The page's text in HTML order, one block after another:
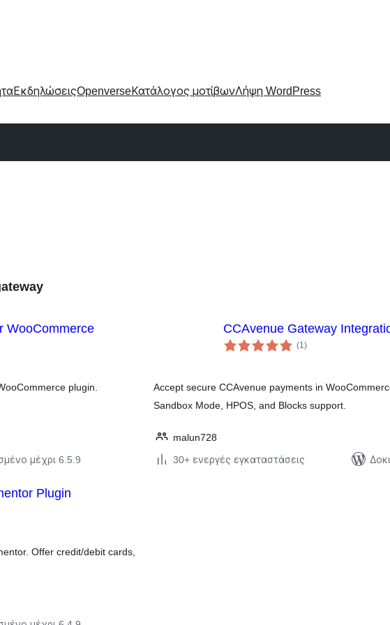
ΕκδηλώσειςOpenverseΚατάλογος μοτίβωνΛήψη WordPress
WooCommerce
plugin.
μέχρι 6.5.9
CCAvenue Gateway
(1αξιολογήσεις
σύνολο
)
Accept secure CCAvenue payments in
Sandbox Mode, HPOS, and Blocks support.
malun728
30+ ενεργές εγκαταστάσεις
Plugin
Offer credit/debit cards,